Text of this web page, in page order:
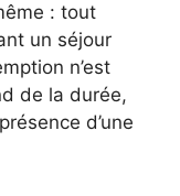
: tout
un séjour
n’est
de la durée,
d’une